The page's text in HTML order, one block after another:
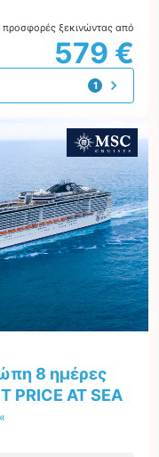
προσφορές ξεκινώντας από
579 €
1
προσφορά
8 ημέρες
PRICE AT SEA